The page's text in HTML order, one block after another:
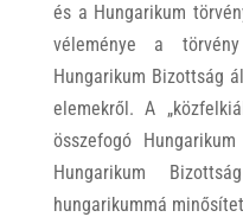
és a Hungarikum
véleménye a
Hungarikum Bizottság
elemekről. A
összefogó
Hungarikum
hungarikummá